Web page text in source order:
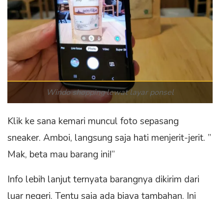
Windo shopping lewat layar ponsel
Klik ke sana kemari muncul foto sepasang
sneaker. Amboi, langsung saja hati menjerit-jerit. ”
Mak, beta mau barang ini!”
Info lebih lanjut ternyata barangnya dikirim dari
luar negeri. Tentu saja ada biaya tambahan. Ini